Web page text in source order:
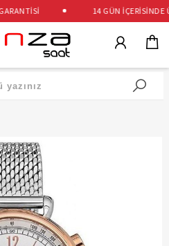
14 GÜN İÇERİSİNDE